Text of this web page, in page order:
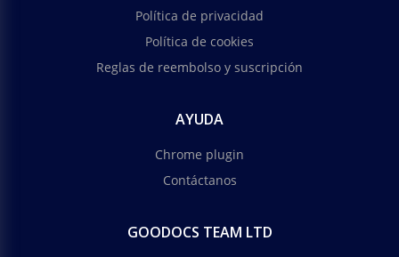
Política de privacidad
Política de cookies
Reglas de reembolso y suscripción
AYUDA
Chrome plugin
Contáctanos
GOODOCS TEAM LTD